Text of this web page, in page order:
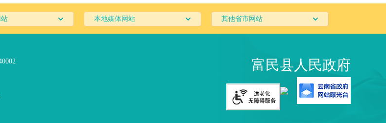
本地媒体网站 其他省市网站
富民县人民政府